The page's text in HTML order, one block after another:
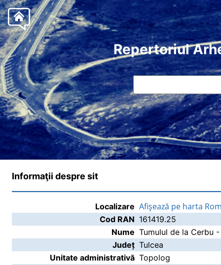
Repertoriul
Informaţii despre sit
Localizare Afişează pe harta
Cod RAN 161419.25
Nume Tumulul de la Cerbu
Județ Tulcea
Unitate administrativă Topolog